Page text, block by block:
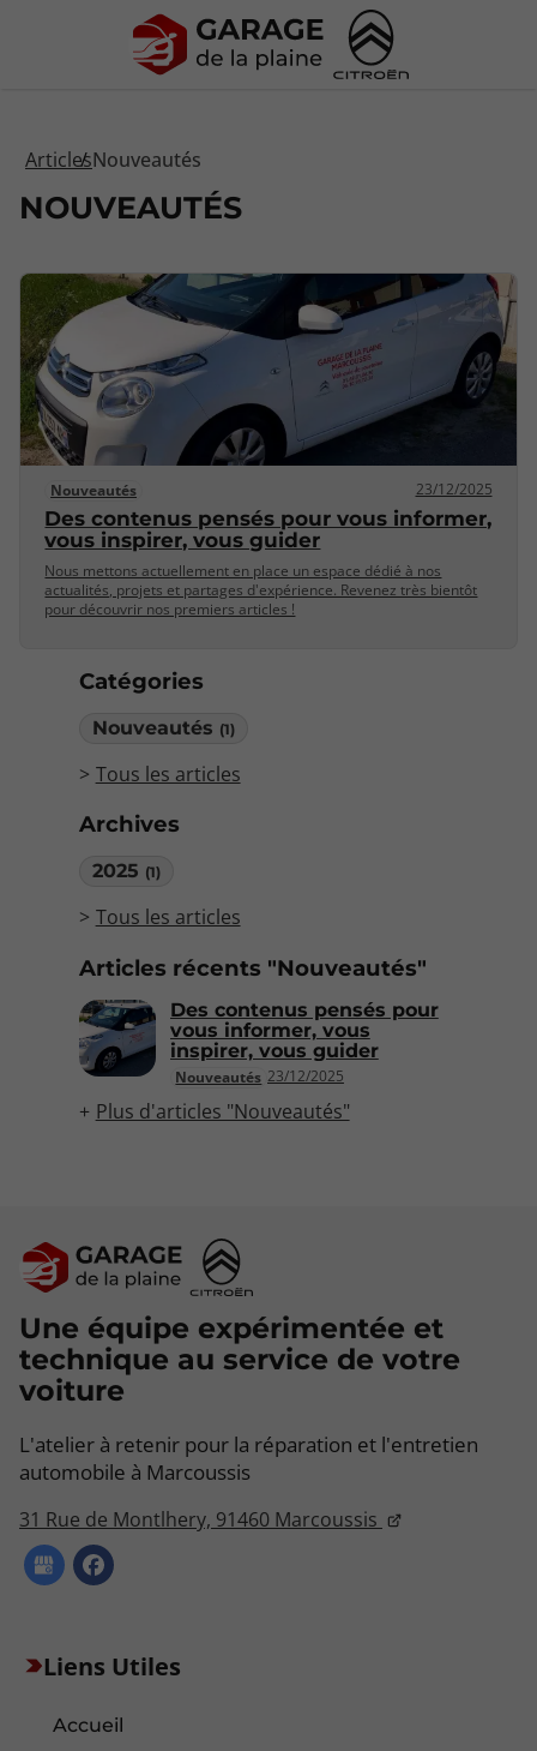
Catégories
Nouveautés (1)
Tous les articles
Archives
2025 (1)
Tous les articles
Articles récents "Nouveautés"
Nouveautés 23/12/2025
Des contenus pensés pour
vous informer, vous
inspirer, vous guider
Plus d'articles "Nouveautés"
ArticlesNouveautés
NOUVEAUTÉS
Nouveautés 23/12/2025
Des contenus pensés pour vous informer,
vous inspirer, vous guider
Nous mettons actuellement en place un espace dédié à nos
actualités, projets et partages d'expérience. Revenez très bientôt
pour découvrir nos premiers articles !
Une équipe expérimentée et
technique au service de votre
voiture
L'atelier à retenir pour la réparation et l'entretien
automobile à Marcoussis
31 Rue de Montlhery, 91460 Marcoussis
Liens Utiles
Accueil